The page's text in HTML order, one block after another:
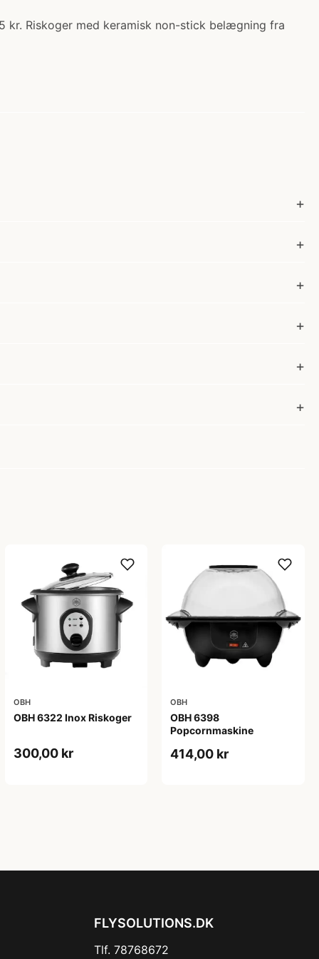
kr. Riskoger med keramisk non-stick belægning fra
OBH
OBH 6322 Inox Riskoger
300,00 kr
OBH
OBH 6398
Popcornmaskine
414,00 kr
FLYSOLUTIONS.DK
Tlf. 78768672